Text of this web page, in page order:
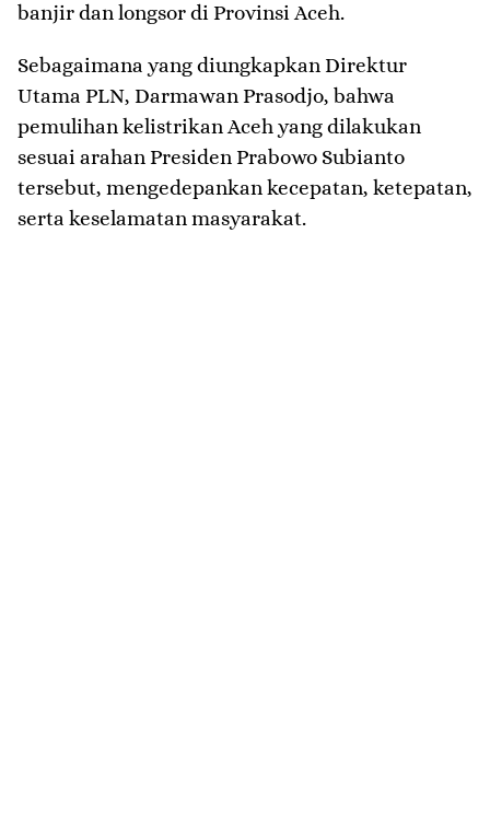
banjir dan longsor di Provinsi Aceh.
Sebagaimana yang diungkapkan Direktur
Utama PLN, Darmawan Prasodjo, bahwa
pemulihan kelistrikan Aceh yang dilakukan
sesuai arahan Presiden Prabowo Subianto
tersebut, mengedepankan kecepatan, ketepatan,
serta keselamatan masyarakat.